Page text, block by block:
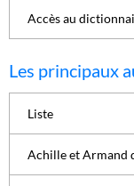
Accès au
Les principaux
Liste
Achille et Armand